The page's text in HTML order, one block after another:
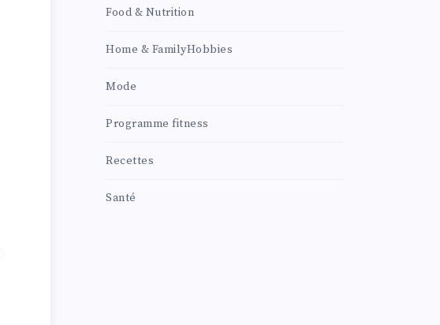
Food & Nutrition
Home & FamilyHobbies
Mode
Programme fitness
Recettes
Santé